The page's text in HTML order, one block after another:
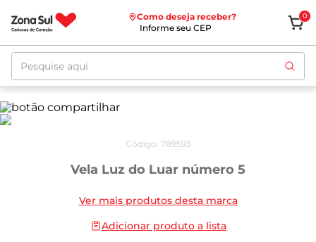
Como deseja receber?
Informe seu CEP
0
Pesquise aqui
Código: 789593
Vela Luz do Luar número 5
Ver mais produtos desta marca
Adicionar produto a lista